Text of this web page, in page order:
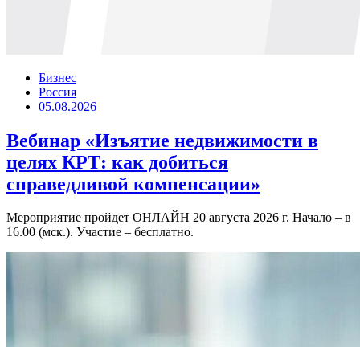
Бизнес
Россия
05.08.2026
Вебинар «Изъятие недвижимости в
целях КРТ: как добиться
справедливой компенсации»
Мероприятие пройдет ОНЛАЙН 20 августа 2026 г. Начало – в
16.00 (мск.). Участие – бесплатно.